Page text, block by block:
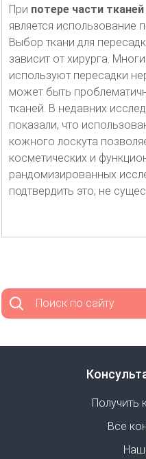
При потере части
является использование
Выбор ткани для
зависит от хирурга.
используют пересадки
может быть
тканей. В недавних
показали, что
кожного лоскута
косметических и
рандомизированных
подтвердить это, не
Поиск по сайту
Получить
Все